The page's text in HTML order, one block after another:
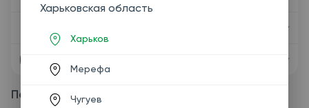
Пакетные предложения
Харьковская область
Харьков
Мерефа
Чугуев